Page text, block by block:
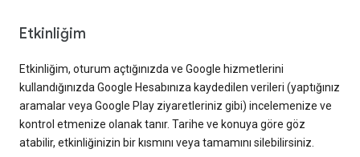
Etkinliğim
Etkinliğim, oturum açtığınızda ve Google hizmetlerini
kullandığınızda Google Hesabınıza kaydedilen verileri (yaptığınız
aramalar veya Google Play ziyaretleriniz gibi) incelemenize ve
kontrol etmenize olanak tanır. Tarihe ve konuya göre göz
atabilir, etkinliğinizin bir kısmını veya tamamını silebilirsiniz.